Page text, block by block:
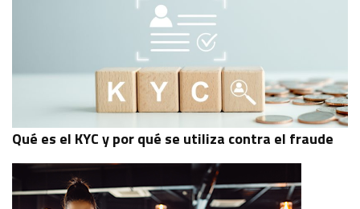
Qué es el KYC y por qué se utiliza contra el fraude